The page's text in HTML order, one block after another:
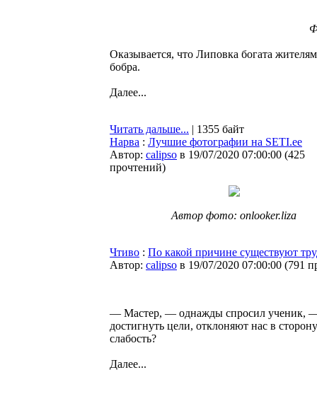
Оказывается, что Липовка богата
бобра.
Далее...
Читать дальше... | 1355 байт
Нарва : Лучшие фотографии на SETI.ee
Автор: calipso в 19/07/2020 07:00:00 (425
прочтений)
Автор фото: onlooker.liza
Чтиво : По какой причине существуют
Автор: calipso в 19/07/2020 07:00:00 (791
— Мастер, — однажды спросил ученик, —
достигнуть цели, отклоняют нас в
слабость?
Далее...